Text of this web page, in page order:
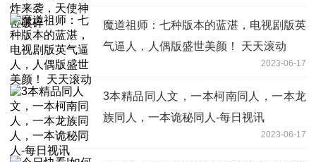
魔道祖师：七种版本的蓝湛，电视剧版英
气逼人，人偶版盛世美颜！ 天天滚动
2023-06-17
3本精品同人文，一本柯南同人，一本龙
族同人，一本诡秘同人-每日视讯
2023-06-17